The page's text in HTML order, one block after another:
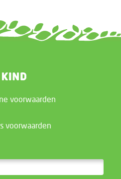
voorwaarden
voorwaarden